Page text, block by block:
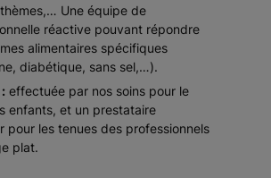
Une équipe de
réactive pouvant répondre
alimentaires spécifiques
diabétique, sans sel,…).
effectuée par nos soins pour le
enfants, et un prestataire
pour les tenues des professionnels
plat.